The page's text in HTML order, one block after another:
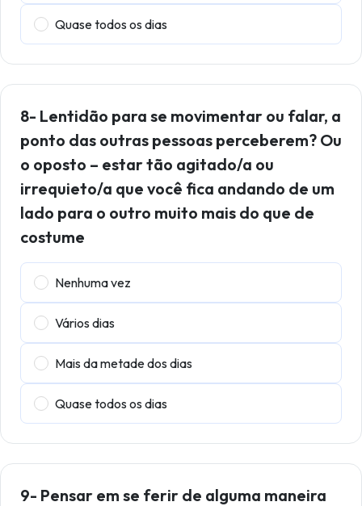
Quase todos os dias
8- Lentidão para se movimentar ou falar, a
ponto das outras pessoas perceberem? Ou
o oposto – estar tão agitado/a ou
irrequieto/a que você fica andando de um
lado para o outro muito mais do que de
costume
Nenhuma vez
Vários dias
Mais da metade dos dias
Quase todos os dias
9- Pensar em se ferir de alguma maneira